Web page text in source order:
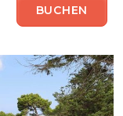
BUCHEN